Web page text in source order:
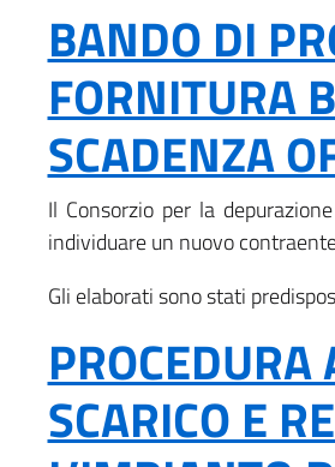
BANDO DI
FORNITURA
SCADENZA
Il Consorzio per la
individuare un nuovo
Gli elaborati sono stati
PROCEDURA
SCARICO E